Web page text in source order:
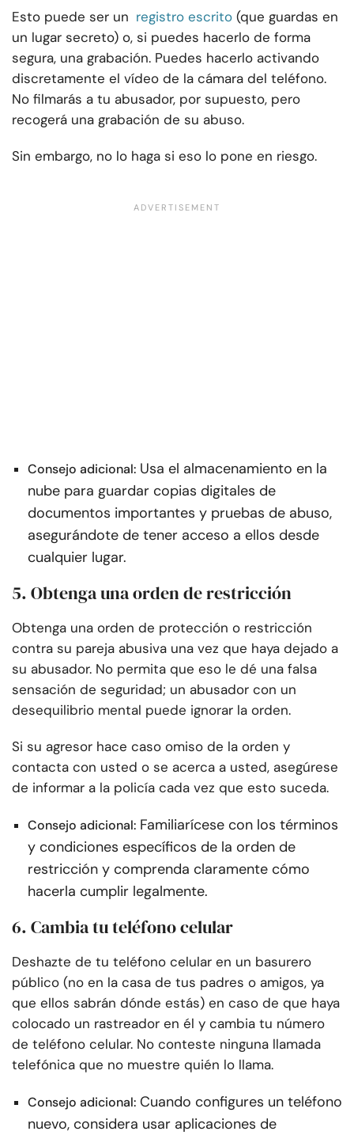
Esto puede ser un registro escrito (que guardas en
un lugar secreto) o, si puedes hacerlo de forma
segura, una grabación. Puedes hacerlo activando
discretamente el vídeo de la cámara del teléfono.
No filmarás a tu abusador, por supuesto, pero
recogerá una grabación de su abuso.
Sin embargo, no lo haga si eso lo pone en riesgo.
Consejo adicional: Usa el almacenamiento en la
nube para guardar copias digitales de
documentos importantes y pruebas de abuso,
asegurándote de tener acceso a ellos desde
cualquier lugar.
5. Obtenga una orden de restricción
Obtenga una orden de protección o restricción
contra su pareja abusiva una vez que haya dejado a
su abusador. No permita que eso le dé una falsa
sensación de seguridad; un abusador con un
desequilibrio mental puede ignorar la orden.
Si su agresor hace caso omiso de la orden y
contacta con usted o se acerca a usted, asegúrese
de informar a la policía cada vez que esto suceda.
Consejo adicional: Familiarícese con los términos
y condiciones específicos de la orden de
restricción y comprenda claramente cómo
hacerla cumplir legalmente.
6. Cambia tu teléfono celular
Deshazte de tu teléfono celular en un basurero
público (no en la casa de tus padres o amigos, ya
que ellos sabrán dónde estás) en caso de que haya
colocado un rastreador en él y cambia tu número
de teléfono celular. No conteste ninguna llamada
telefónica que no muestre quién lo llama.
Consejo adicional: Cuando configures un teléfono
nuevo, considera usar aplicaciones de